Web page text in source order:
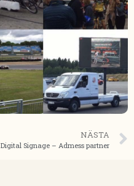
NÄSTA
Digital Signage – Admess partner